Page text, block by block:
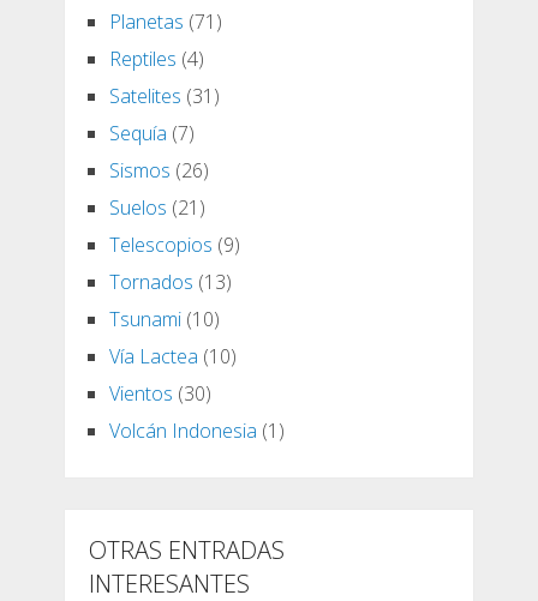
Planetas (71)
Reptiles (4)
Satelites (31)
Sequía (7)
Sismos (26)
Suelos (21)
Telescopios (9)
Tornados (13)
Tsunami(10)
Vía Lactea (10)
Vientos (30)
Volcán Indonesia (1)
OTRAS ENTRADAS
INTERESANTES